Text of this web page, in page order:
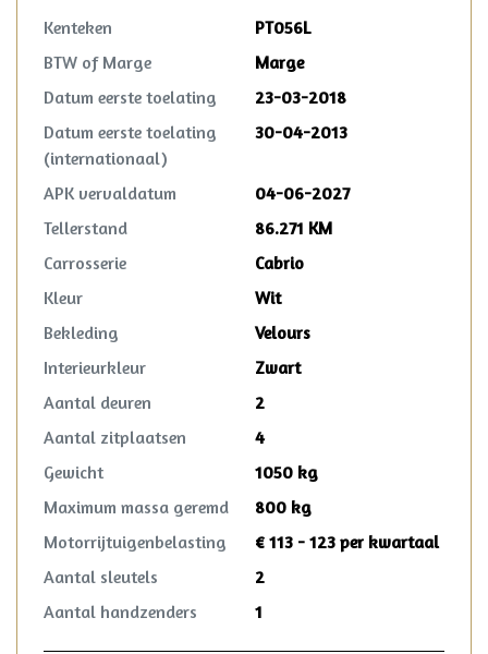
Kenteken
PT056L
BTW of Marge
Marge
Datum eerste toelating
23-03-2018
Datum eerste toelating
(internationaal)
30-04-2013
APK vervaldatum
04-06-2027
Tellerstand
86.271 KM
Carrosserie
Cabrio
Kleur
Wit
Bekleding
Velours
Interieurkleur
Zwart
Aantal deuren
2
Aantal zitplaatsen
4
Gewicht
1050 kg
Maximum massa geremd
800 kg
Motorrijtuigenbelasting
€ 113 - 123 per kwartaal
Aantal sleutels
2
Aantal handzenders
1